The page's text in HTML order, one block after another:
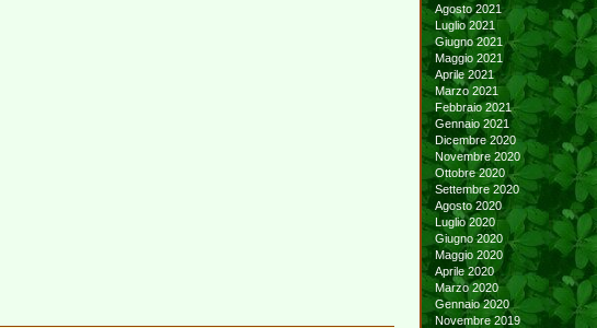
Agosto 2021
Luglio 2021
Giugno 2021
Maggio 2021
Aprile 2021
Marzo 2021
Febbraio 2021
Gennaio 2021
Dicembre 2020
Novembre 2020
Ottobre 2020
Settembre 2020
Agosto 2020
Luglio 2020
Giugno 2020
Maggio 2020
Aprile 2020
Marzo 2020
Gennaio 2020
Novembre 2019